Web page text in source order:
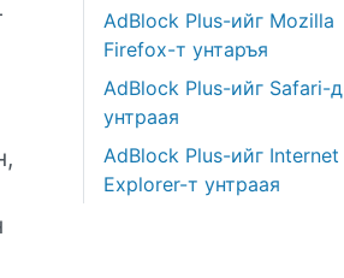
AdBlock Plus-ийг Mozilla
Firefox-т унтаръя
AdBlock Plus-ийг Safari-д
унтраая
AdBlock Plus-ийг Internet
Explorer-т унтраая